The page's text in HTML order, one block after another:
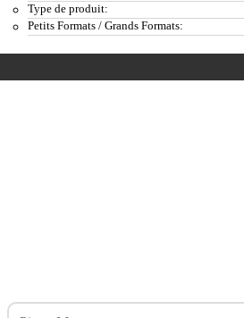
Type de produit:
Petits Formats / Grands Formats: